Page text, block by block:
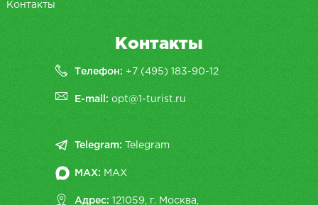
Контакты
Контакты
Телефон: +7 (495) 183-90-12
E-mail:opt@1-turist.ru
Telegram: Telegram
MAX: MAX
Адрес: 121059, г. Москва,